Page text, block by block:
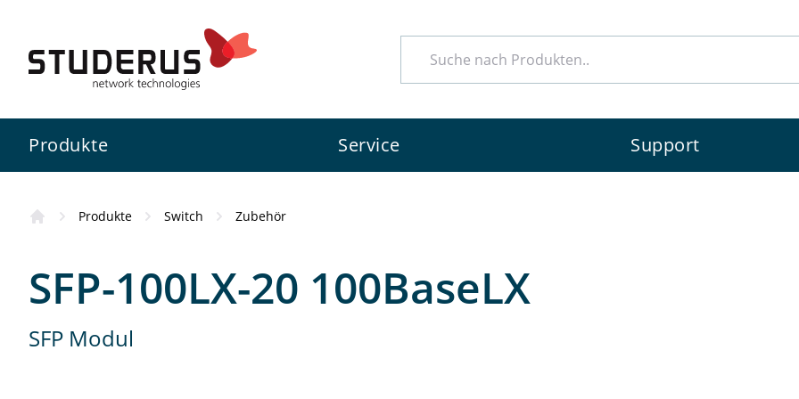
Produkte
Firewall
Switch
Service
Swiss Service Pack
Konfigurationsservice
Support
Studerus AG
Zyxel
Kursübersicht
Wissenswertes
Produkte Switch Zubehör
SFP-100LX-20 100BaseLX
SFP Modul